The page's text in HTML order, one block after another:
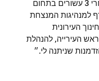
בעיר, ואני שמחה לחזור לכאן אחרי 3 עשורים בתחום
למנהיגות המנצחת
העירונית
העירייה, להנהלת
שניתנה לי.״